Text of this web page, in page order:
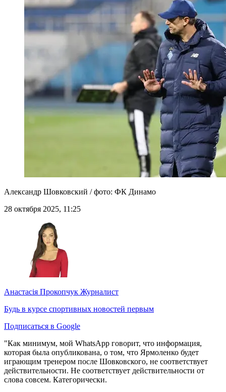
Александр Шовковский / фото: ФК Динамо
28 октября 2025, 11:25
Анастасія Прокопчук Журналист
Будь в курсе спортивных новостей первым
Подписаться в Google
"Как минимум, мой WhatsApp говорит, что информация,
которая была опубликована, о том, что Ярмоленко будет
играющим тренером после Шовковского, не соответствует
действительности. Не соответствует действительности от
слова совсем. Категорически.